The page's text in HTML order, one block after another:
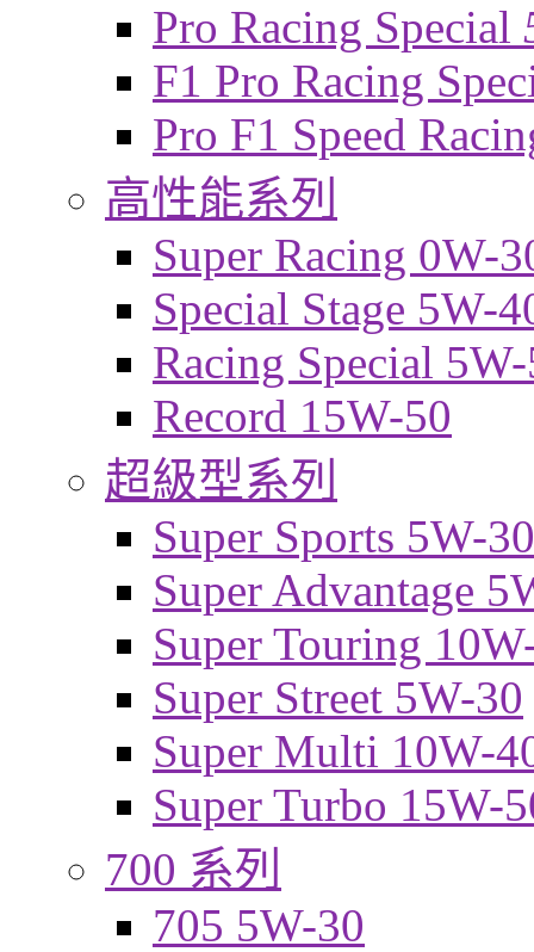
Pro Racing Special
F1 Pro Racing
Pro F1 Speed
高性能系列
Super Racing 0W-
Special Stage 5W-
Racing Special
Record 15W-50
超級型系列
Super Sports 5W-30
Super Advantage
Super Touring
Super Street 5W-30
Super Multi 10W-
Super Turbo 15W-
700 系列
705 5W-30